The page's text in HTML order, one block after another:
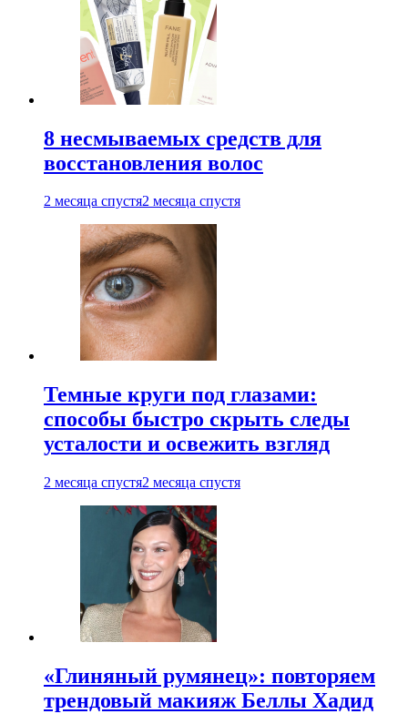
8 несмываемых средств для
восстановления волос
2 месяца спустя2 месяца спустя
Темные круги под глазами:
способы быстро скрыть следы
усталости и освежить взгляд
2 месяца спустя2 месяца спустя
«Глиняный румянец»: повторяем
трендовый макияж Беллы Хадид